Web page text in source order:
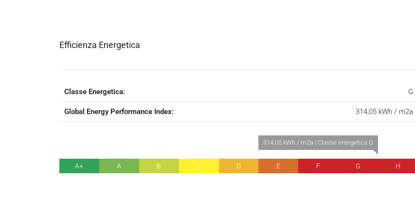
Efficienza Energetica
Classe Energetica: G
Global Energy Performance Index: 314,05 kWh / m2a
A+ A B C D E F
314,05 kWh / m2a | Classe energetica G
G H